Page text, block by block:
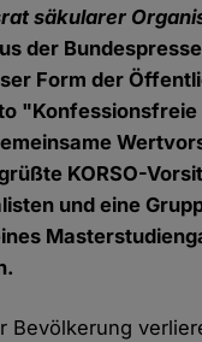
säkularer
der
Form der
KORSO-
und eine
Bevölkerung